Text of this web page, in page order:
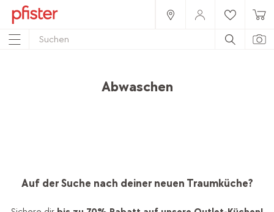
Accessoires Küche
Abwaschen
Auf der Suche nach deiner neuen Traumküche?